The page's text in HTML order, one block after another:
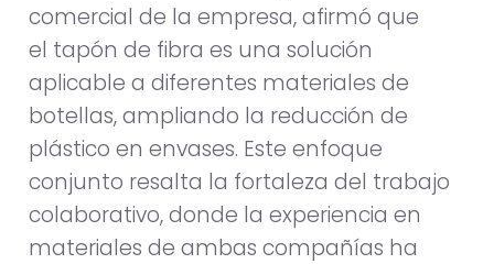
comercial de la empresa, afirmó que
el tapón de fibra es una solución
aplicable a diferentes materiales de
botellas, ampliando la reducción de
plástico en envases. Este enfoque
conjunto resalta la fortaleza del trabajo
colaborativo, donde la experiencia en
materiales de ambas compañías ha